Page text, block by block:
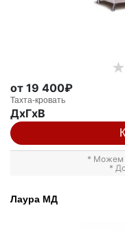
от 19 400₽
Тахта-кровать
ДxГxВ
* Можем
*
Лаура МД